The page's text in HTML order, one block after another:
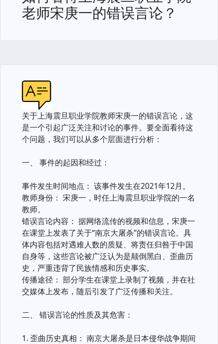
老师宋庚一的错误言论？
关于上海震旦职业学院教师宋庚一的错误言论，这
是一个引起广泛关注和讨论的事件。要全面看待这
个问题，我们可以从多个层面进行分析：
一、 事件的起因和经过：
事件发生时间地点： 该事件发生在2021年12月。
教师身份： 宋庚一，时任上海震旦职业学院的一名
教师。
错误言论内容： 据网络流传的视频和信息，宋庚一
在课堂上发表了关于“南京大屠杀”的错误言论。具
体内容包括对遇难人数的质疑、将责任归咎于中国
自身等，这些言论被广泛认为是颠倒黑白、歪曲历
史，严重违背了民族情感和历史事实。
传播途径： 部分学生在课堂上录制了视频，并在社
交媒体上发布，随后引发了广泛传播和关注。
二、 错误言论的性质及其危害：
1. 歪曲历史真相： 南京大屠杀是日本侵华战争期间